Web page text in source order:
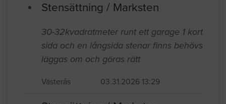
Stensättning / Marksten
30-32kvadratmeter runt ett garage 1 kort
sida och en långsida stenar finns behövs
läggas om och göras rätt
Västerås 03.31.2026 13:29